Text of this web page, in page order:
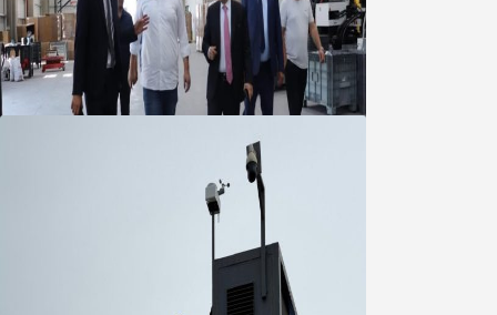
Marmara OSB Müteşebbis Heyeti
Toplantısı gerçekleştirildi
05 Ağustos 2026